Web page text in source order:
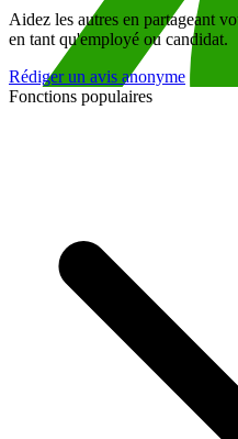
Aidez les autres en partageant
en tant qu'employé ou candidat.
Rédiger un avis anonyme
Fonctions populaires